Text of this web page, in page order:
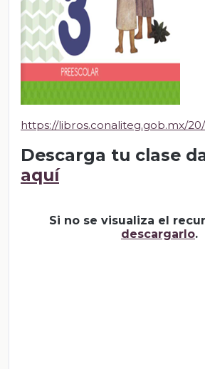
https://libros.conaliteg.gob.mx/
Descarga tu clase
aquí
Si no se visualiza el
descargarlo.